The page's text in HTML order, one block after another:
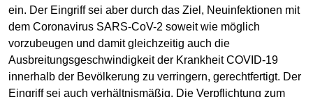
ein. Der Eingriff sei aber durch das Ziel, Neuinfektionen mit
dem Coronavirus SARS-CoV-2 soweit wie möglich
vorzubeugen und damit gleichzeitig auch die
Ausbreitungsgeschwindigkeit der Krankheit COVID-19
innerhalb der Bevölkerung zu verringern, gerechtfertigt. Der
Eingriff sei auch verhältnismäßig. Die Verpflichtung zum